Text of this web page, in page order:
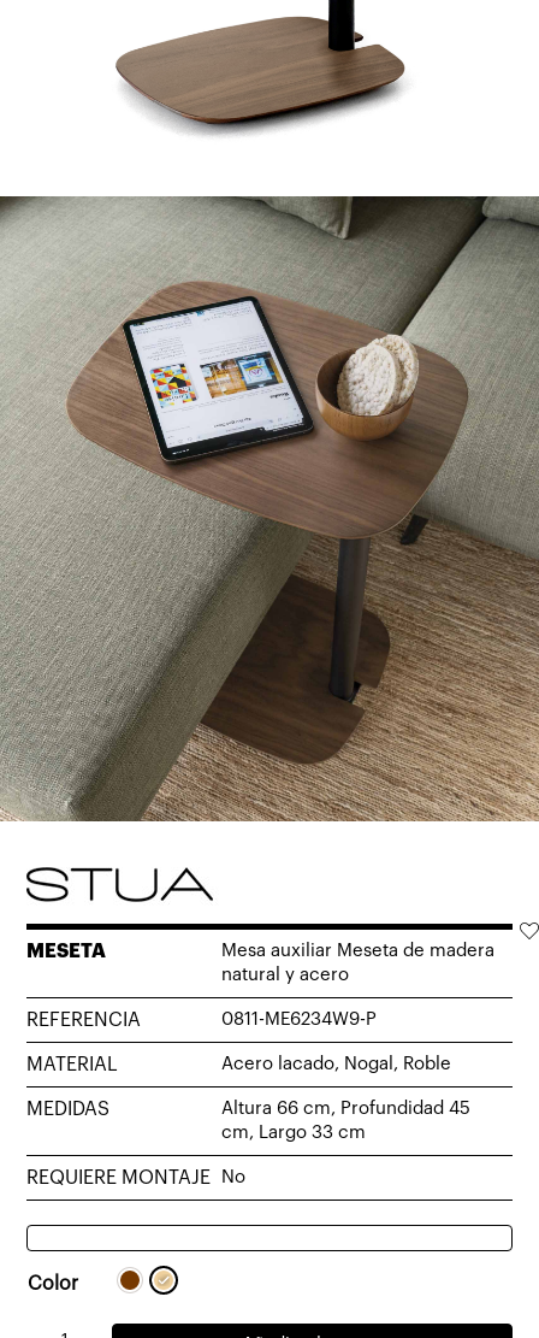
MESETA
Mesa auxiliar Meseta de madera
natural y acero
REFERENCIA 0811-ME6234W9-P
MATERIAL Acero lacado, Nogal, Roble
MEDIDAS
Altura 66 cm, Profundidad 45
cm, Largo 33 cm
REQUIERE MONTAJE No
Color